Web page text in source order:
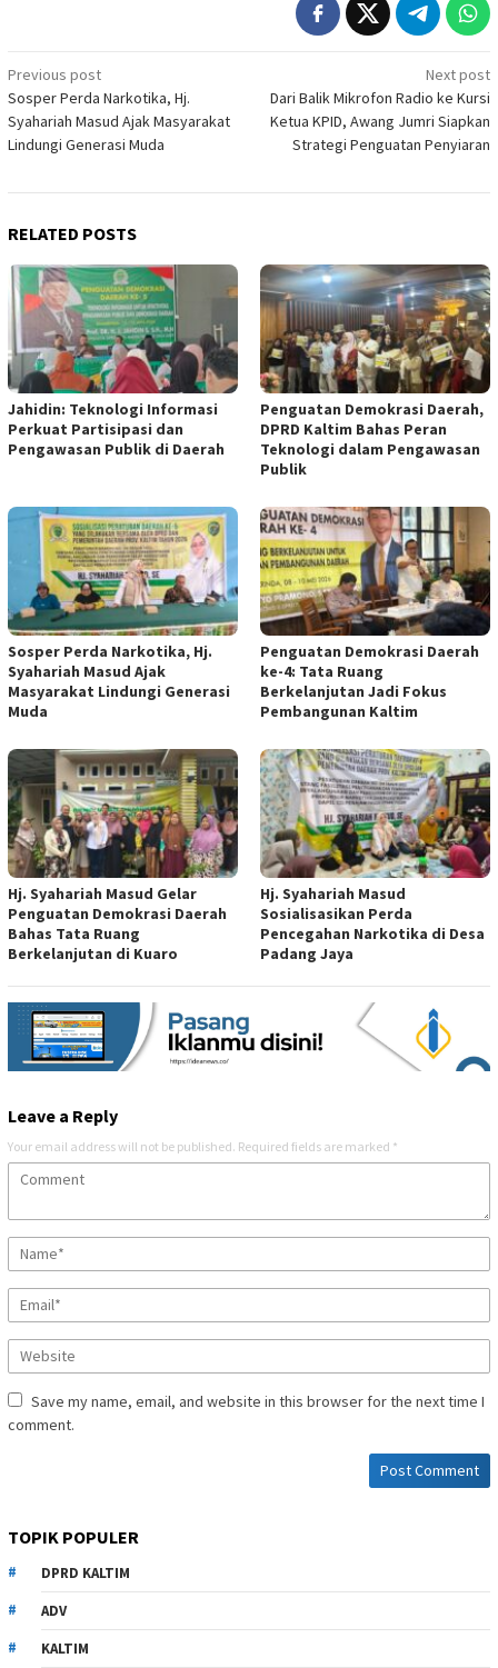
Post
navigation
Previous post
Sosper Perda Narkotika, Hj.
Syahariah Masud Ajak Masyarakat
Lindungi Generasi Muda
Next post
Dari Balik Mikrofon Radio ke Kursi
Ketua KPID, Awang Jumri Siapkan
Strategi Penguatan Penyiaran
RELATED POSTS
Jahidin: Teknologi Informasi
Perkuat Partisipasi dan
Pengawasan Publik di Daerah
Penguatan Demokrasi Daerah,
DPRD Kaltim Bahas Peran
Teknologi dalam Pengawasan
Publik
Sosper Perda Narkotika, Hj.
Syahariah Masud Ajak
Masyarakat Lindungi Generasi
Muda
Penguatan Demokrasi Daerah
ke-4: Tata Ruang
Berkelanjutan Jadi Fokus
Pembangunan Kaltim
Hj. Syahariah Masud Gelar
Penguatan Demokrasi Daerah
Bahas Tata Ruang
Berkelanjutan di Kuaro
Hj. Syahariah Masud
Sosialisasikan Perda
Pencegahan Narkotika di Desa
Padang Jaya
Leave a Reply
Your email address will not be published. Required fields are marked *
Save my name, email, and website in this browser for the next time I
comment.
TOPIK POPULER
DPRD KALTIM
ADV
KALTIM